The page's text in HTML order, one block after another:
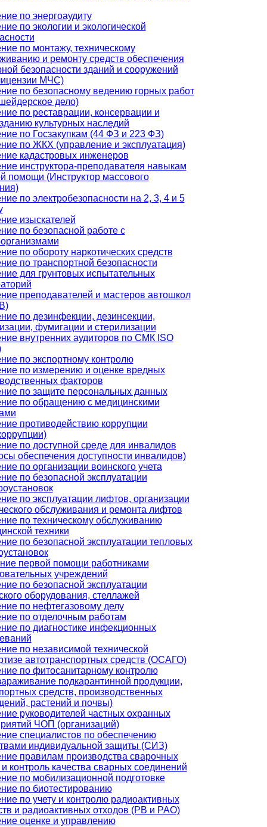
по энергоаудиту
по экологии и экологической
по монтажу, техническому
и ремонту средств обеспечения
безопасности зданий и сооружений
МЧС)
по безопасному ведению горных работ
дело)
по реставрации, консервации и
культурных наследий
по Госзакупкам (44 ФЗ и 223 ФЗ)
по ЖКХ (управление и эксплуатация)
кадастровых инженеров
инструктора-преподавателя навыкам
помощи (Инструктор массового
по электробезопасности на 2, 3, 4 и 5
изыскателей
по безопасной работе с
по обороту наркотических средств
по транспортной безопасности
для грунтовых испытательных
преподавателей и мастеров автошкол
по дезинфекции, дезинсекции,
фумигации и стерилизации
внутренних аудиторов по СМК ISO
по экспортному контролю
по измерению и оценке вредных
факторов
по защите персональных данных
по обращению с медицинскими
противодействию коррупции
по доступной среде для инвалидов
обеспечения доступности инвалидов)
по организации воинского учета
по безопасной эксплуатации
по эксплуатации лифтов, организации
обслуживания и ремонта лифтов
по техническому обслуживанию
техники
по безопасной эксплуатации тепловых
первой помощи работниками
учреждений
по безопасной эксплуатации
оборудования, стеллажей
по нефтегазовому делу
по отделочным работам
по диагностике инфекционных
по независимой технической
автотранспортных средств (ОСАГО)
по фитосанитарному контролю
подкарантинной продукции,
средств, производственных
растений и почвы)
руководителей частных охранных
ЧОП (организаций)
специалистов по обеспечению
индивидуальной защиты (СИЗ)
правилам производства сварочных
контроль качества сварных соединений
по мобилизационной подготовке
по биотестированию
по учету и контролю радиоактивных
и радиоактивных отходов (РВ и РАО)
оценке и управлению